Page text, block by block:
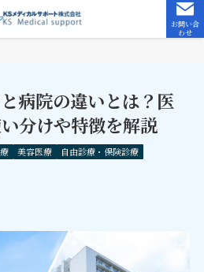
お問い合
わせ
病院の違いとは？医
分けや特徴を解説
美容医療 自由診療・保険診療